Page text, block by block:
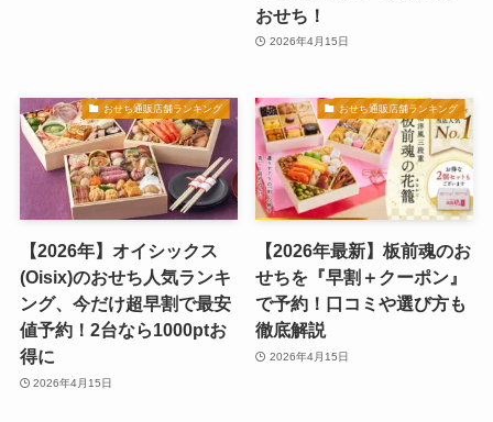
おせち！
2026年4月15日
おせち通販店舗ランキング
【2026年】オイシックス
(Oisix)のおせち人気ランキ
ング、今だけ超早割で最安
値予約！2台なら1000ptお
得に
2026年4月15日
おせち通販店舗ランキング
【2026年最新】板前魂のお
せちを『早割＋クーポン』
で予約！口コミや選び方も
徹底解説
2026年4月15日